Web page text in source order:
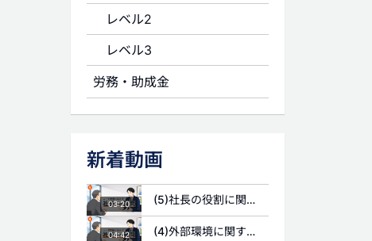
レベル2
レベル3
労務・助成金
新着動画
03:20 (5)社長の役割に関する質問
04:42 (4)外部環境に関する質問